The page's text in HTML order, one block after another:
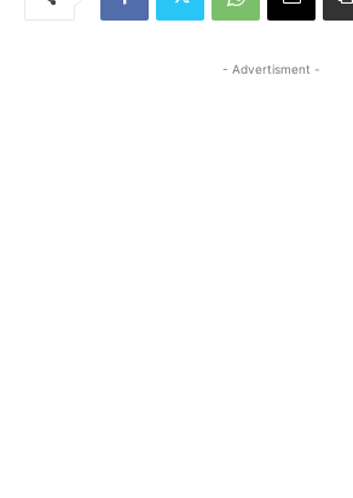
- Advertisment -